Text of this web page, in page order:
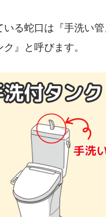
いる蛇口は『手洗い
』と呼びます。